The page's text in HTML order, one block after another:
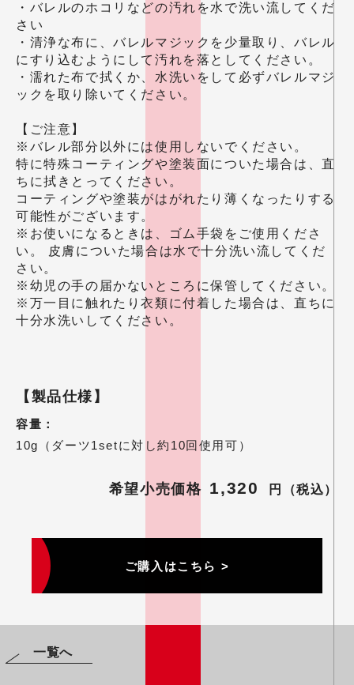
・バレルのホコリなどの汚れを水で洗い流してくだ
さい
・清浄な布に、バレルマジックを少量取り、バレル
にすり込むようにして汚れを落としてください。
・濡れた布で拭くか、水洗いをして必ずバレルマジ
ックを取り除いてください。
【ご注意】
※バレル部分以外には使用しないでください。
特に特殊コーティングや塗装面についた場合は、直
ちに拭きとってください。
コーティングや塗装がはがれたり薄くなったりする
可能性がございます。
※お使いになるときは、ゴム手袋をご使用くださ
い。 皮膚についた場合は水で十分洗い流してくだ
さい。
※幼児の手の届かないところに保管してください。
※万一目に触れたり衣類に付着した場合は、直ちに
十分水洗いしてください。
製品仕様
容量
10g（ダーツ1setに対し約10回使用可）
1,320
ご購入はこちら >
一覧へ